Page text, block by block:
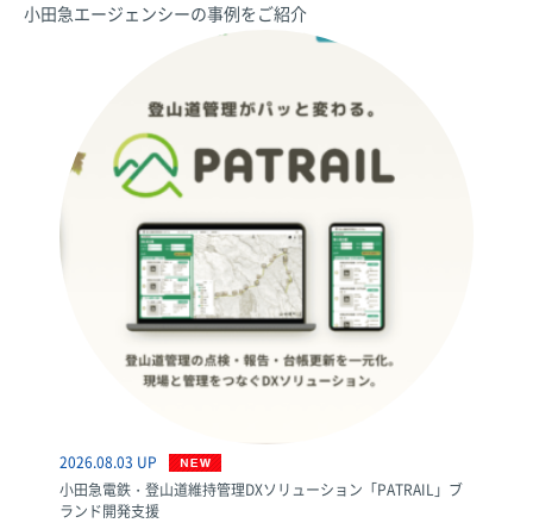
小田急エージェンシーの事例をご紹介
2026.08.03 UP
小田急電鉄・登山道維持管理DXソリューション「PATRAIL」ブ
ランド開発支援